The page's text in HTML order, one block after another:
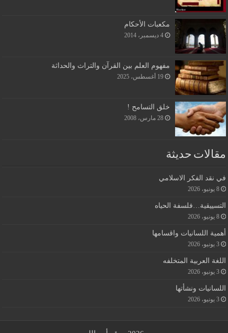
مكعبات الأحكام
4 ديسمبر، 2014
مفهوم العلم بين القرآن والتراث والحداثة
19 أغسطس، 2025
خلق التسامح !
28 مارس، 2008
مقالات حديثة
في نقد الفكر الاسلامي
8 يونيو، 2026
التسييقية…فلسفة الحياه
8 يونيو، 2026
أهمية اللسانيات واقسامها
3 يونيو، 2026
اللغة العربية المتخلفه
3 يونيو، 2026
اللسانيات ونشأتها
3 يونيو، 2026